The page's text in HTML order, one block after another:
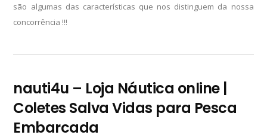
são algumas das características que nos distinguem da nossa
concorrência !!!
nauti4u – Loja Náutica online |
Coletes Salva Vidas para Pesca
Embarcada